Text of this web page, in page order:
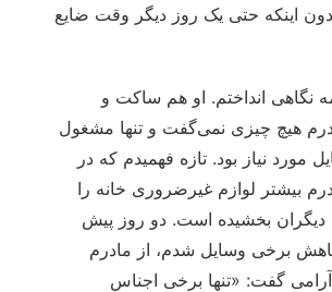
اینکه حتی یک روز دیگر وقت ضایع
نگاهی انداختم. او هم ساکت و
هیچ چیزی نمی‌گفت و تنها مشغول
مورد نیاز بود. تازه فهمیدم که در
بیشتر لوازم غیرضروری خانه را
دیگران بخشیده است. دو روز پیش
برخی وسایل شدم، از مادرم
گفت: «تنها برخی اجناس